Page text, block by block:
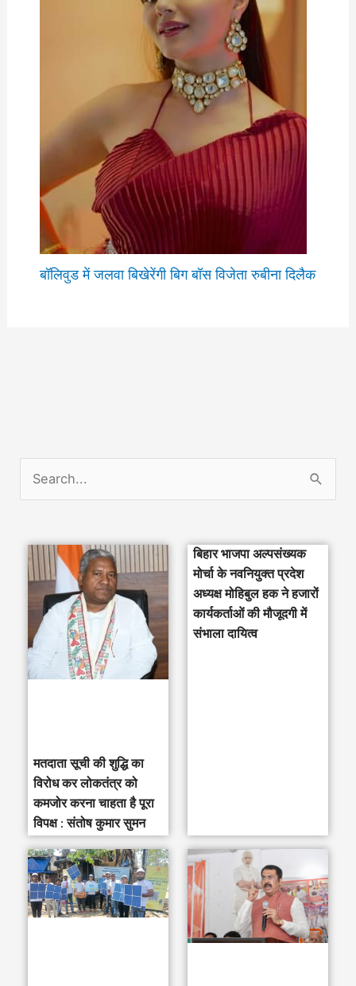
बॉलिवुड में जलवा बिखेरेंगी बिग बॉस विजेता रुबीना दिलैक
मतदाता सूची की शुद्धि का
विरोध कर लोकतंत्र को
कमजोर करना चाहता है पूरा
विपक्ष : संतोष कुमार सुमन
बिहार भाजपा अल्पसंख्यक
मोर्चा के नवनियुक्त प्रदेश
अध्यक्ष मोहिबुल हक ने हजारों
कार्यकर्ताओं की मौजूदगी में
संभाला दायित्व